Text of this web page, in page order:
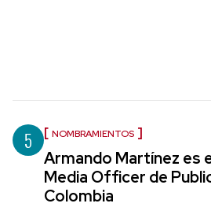
5 NOMBRAMIENTOS
Armando Martínez es
Media Officer de
Colombia